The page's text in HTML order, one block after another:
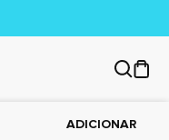
ADICIONAR